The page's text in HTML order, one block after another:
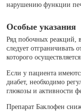
нарушению функции
Особые указания
Ряд побочных реакций,
следует отграничивать
которого
Если у пациента
диабет, необходимо
глюкозы и активности
Препарат Баклофен